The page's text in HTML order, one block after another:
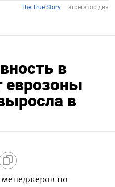
в
еврозоны
в
по